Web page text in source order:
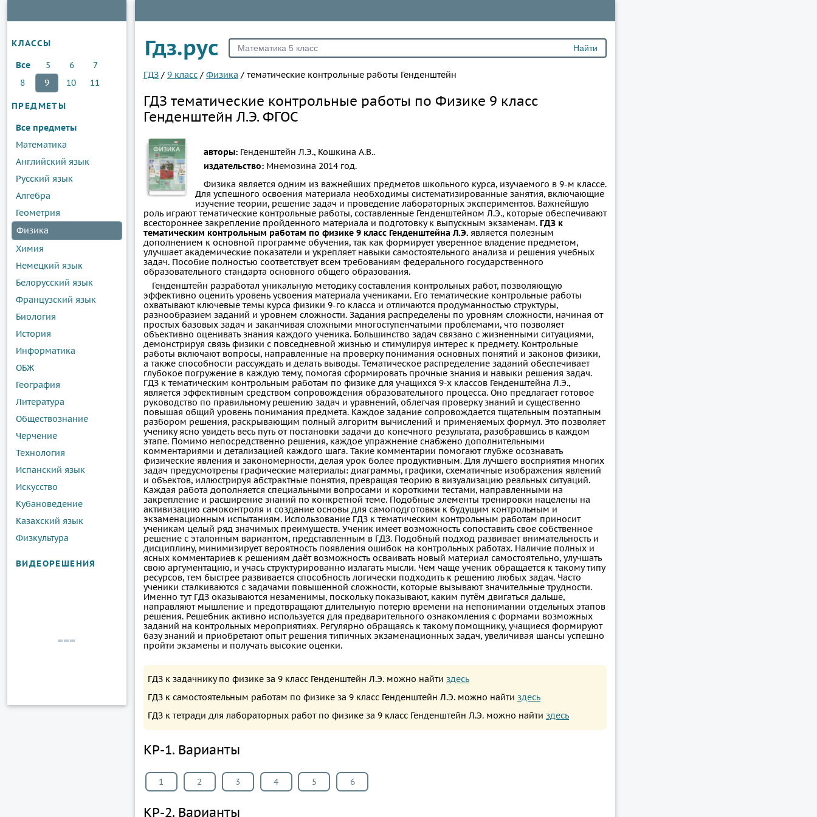
КЛАССЫ
Все
5 6
7
8
9 10 11
ПРЕДМЕТЫ
Все предметы
Математика
Английский язык
Русский язык
Алгебра
Геометрия
Физика
Химия
Немецкий язык
Белорусский язык
Французский язык
Биология
История
Информатика
ОБЖ
География
Литература
Обществознание
Черчение
Технология
Испанский язык
Искусство
Кубановедение
Казахский язык
Физкультура
ВИДЕОРЕШЕНИЯ
Гдз.рус
ГДЗ / 9 класс / Физика / тематические контрольные работы Генденштейн
ГДЗ тематические контрольные работы по Физике 9 класс
Генденштейн Л.Э. ФГОС
авторы: Генденштейн Л.Э., Кошкина А.В..
издательство: Мнемозина 2014 год.
Физика является одним из важнейших предметов школьного курса, изучаемого в 9-м классе.
Для успешного освоения материала необходимы систематизированные занятия, включающие
изучение теории, решение задач и проведение лабораторных экспериментов. Важнейшую
роль играют тематические контрольные работы, составленные Генденштейном Л.Э., которые обеспечивают
всестороннее закрепление пройденного материала и подготовку к выпускным экзаменам. ГДЗ к
тематическим контрольным работам по физике 9 класс Генденштейна Л.Э. является полезным
дополнением к основной программе обучения, так как формирует уверенное владение предметом,
улучшает академические показатели и укрепляет навыки самостоятельного анализа и решения учебных
задач. Пособие полностью соответствует всем требованиям федерального государственного
образовательного стандарта основного общего образования.
Генденштейн разработал уникальную методику составления контрольных работ, позволяющую
эффективно оценить уровень усвоения материала учениками. Его тематические контрольные работы
охватывают ключевые темы курса физики 9-го класса и отличаются продуманностью структуры,
разнообразием заданий и уровнем сложности. Задания распределены по уровням сложности, начиная от
простых базовых задач и заканчивая сложными многоступенчатыми проблемами, что позволяет
объективно оценивать знания каждого ученика. Большинство задач связано с жизненными ситуациями,
демонстрируя связь физики с повседневной жизнью и стимулируя интерес к предмету. Контрольные
работы включают вопросы, направленные на проверку понимания основных понятий и законов физики,
а также способности рассуждать и делать выводы. Тематическое распределение заданий обеспечивает
глубокое погружение в каждую тему, помогая сформировать прочные знания и навыки решения задач.
ГДЗ к тематическим контрольным работам по физике для учащихся 9-х классов Генденштейна Л.Э.,
является эффективным средством сопровождения образовательного процесса. Оно предлагает готовое
руководство по правильному решению задач и уравнений, облегчая проверку знаний и существенно
повышая общий уровень понимания предмета. Каждое задание сопровождается тщательным поэтапным
разбором решения, раскрывающим полный алгоритм вычислений и применяемых формул. Это позволяет
ученику ясно увидеть весь путь от постановки задачи до конечного результата, разобравшись в каждом
этапе. Помимо непосредственно решения, каждое упражнение снабжено дополнительными
комментариями и детализацией каждого шага. Такие комментарии помогают глубже осознавать
физические явления и закономерности, делая урок более продуктивным. Для лучшего восприятия многих
задач предусмотрены графические материалы: диаграммы, графики, схематичные изображения явлений
и объектов, иллюстрируя абстрактные понятия, превращая теорию в визуализацию реальных ситуаций.
Каждая работа дополняется специальными вопросами и короткими тестами, направленными на
закрепление и расширение знаний по конкретной теме. Подобные элементы тренировки нацелены на
активизацию самоконтроля и создание основы для самоподготовки к будущим контрольным и
экзаменационным испытаниям. Использование ГДЗ к тематическим контрольным работам приносит
ученикам целый ряд значимых преимуществ. Ученик имеет возможность сопоставить свое собственное
решение с эталонным вариантом, представленным в ГДЗ. Подобный подход развивает внимательность и
дисциплину, минимизирует вероятность появления ошибок на контрольных работах. Наличие полных и
ясных комментариев к решениям даёт возможность осваивать новый материал самостоятельно, улучшать
свою аргументацию, и учась структурированно излагать мысли. Чем чаще ученик обращается к такому типу
ресурсов, тем быстрее развивается способность логически подходить к решению любых задач. Часто
ученики сталкиваются с задачами повышенной сложности, которые вызывают значительные трудности.
Именно тут ГДЗ оказываются незаменимы, поскольку показывают, каким путём двигаться дальше,
направляют мышление и предотвращают длительную потерю времени на непонимании отдельных этапов
решения. Решебник активно используется для предварительного ознакомления с формами возможных
заданий на контрольных мероприятиях. Регулярно обращаясь к такому помощнику, учащиеся формируют
базу знаний и приобретают опыт решения типичных экзаменационных задач, увеличивая шансы успешно
пройти экзамены и получать высокие оценки.
ГДЗ к задачнику по физике за 9 класс Генденштейн Л.Э. можно найти здесь
ГДЗ к самостоятельным работам по физике за 9 класс Генденштейн Л.Э. можно найти здесь
ГДЗ к тетради для лабораторных работ по физике за 9 класс Генденштейн Л.Э. можно найти здесь
КР-1. Варианты
1 2 3 4 5 6
КР-2. Варианты